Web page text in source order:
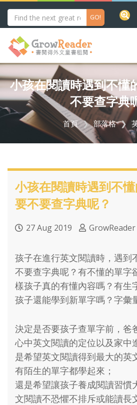
小孩在閱讀時遇到不懂
不要查字典
首頁 部落格
小孩在閱讀時遇到不
要不要查字典呢？
27 Aug 2019 GrowReader
孩子在進行英文閱讀時，遇到
不要查字典呢？有不懂的單字
樣孩子真的有懂內容嗎？有生
孩子還能學到新單字嗎？字彙
決定是否要孩子查單字前，爸
心中英文閱讀的定位以及家中
是希望英文閱讀得到最大的英
有陌生的單字都學起來；
還是希望讓孩子養成閱讀習慣
文閱讀不恐懼不排斥或能讀長